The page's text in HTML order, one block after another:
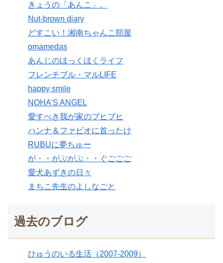
きょうの「あんこ」。
Nut-brown diary
どすこい！湘南ちゃんこ部屋
omamedas
あんじのほっくほくライフ
フレンチブル・マルLIFE
happy smile
NOHA'S ANGEL
愛すべき我が家のブヒブヒ
ハンナ＆ファビオに首ったけ
RUBUに夢ちゅー
が・・がぶがぶ・・ぐごごご
愛犬あずきの日々
まちこ先生のよしなごと
過去のブログ
ひゅうのいる生活（2007-2009）